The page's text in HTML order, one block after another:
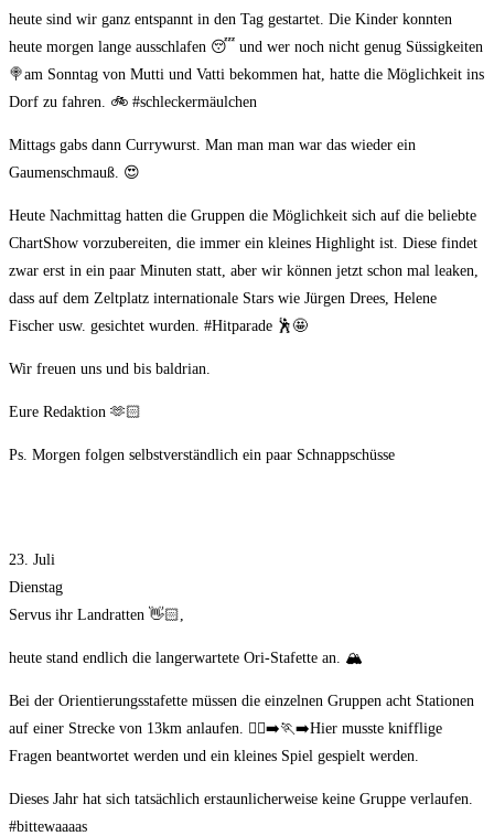
heute sind wir ganz entspannt in den Tag gestartet. Die Kinder konnten
heute morgen lange ausschlafen 😴 und wer noch nicht genug Süssigkeiten
🍭am Sonntag von Mutti und Vatti bekommen hat, hatte die Möglichkeit ins
Dorf zu fahren. 🚲 #schleckermäulchen
Mittags gabs dann Currywurst. Man man man war das wieder ein
Gaumenschmauß. 😍
Heute Nachmittag hatten die Gruppen die Möglichkeit sich auf die beliebte
ChartShow vorzubereiten, die immer ein kleines Highlight ist. Diese findet
zwar erst in ein paar Minuten statt, aber wir können jetzt schon mal leaken,
dass auf dem Zeltplatz internationale Stars wie Jürgen Drees, Helene
Fischer usw. gesichtet wurden. #Hitparade 🕺🤩
Wir freuen uns und bis baldrian.
Eure Redaktion 🫶🏻
Ps. Morgen folgen selbstverständlich ein paar Schnappschüsse
23. Juli
Dienstag
Servus ihr Landratten 👋🏻,
heute stand endlich die langerwartete Ori-Stafette an. 🏔
Bei der Orientierungsstafette müssen die einzelnen Gruppen acht Stationen
auf einer Strecke von 13km anlaufen. 🏃‍♀‍➡🏃‍➡Hier musste knifflige
Fragen beantwortet werden und ein kleines Spiel gespielt werden.
Dieses Jahr hat sich tatsächlich erstaunlicherweise keine Gruppe verlaufen.
#bittewaaaas